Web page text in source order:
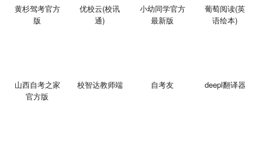
黄杉驾考官方
版
优校云(校讯
通)
小幼同学官方
最新版
葡萄阅读(英
语绘本)
山西自考之家
官方版
校智达教师端 自考友 deepl翻译器